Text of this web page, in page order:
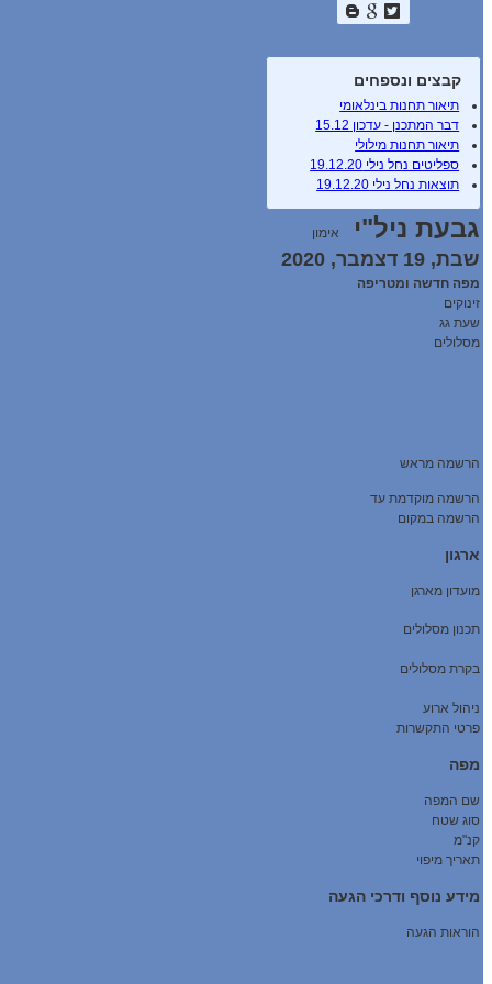
קבצים ונספחים
תיאור תחנות בינלאומי
דבר המתכנן - עדכון 15.12
תיאור תחנות מילולי
ספליטים נחל נילי 19.12.20
תוצאות נחל נילי 19.12.20
גבעת ניל"י אימון
שבת, 19 דצמבר, 2020
מפה חדשה ומטריפה
זינוקים
שעת גג
מסלולים
הרשמה מראש
הרשמה מוקדמת עד
הרשמה במקום
ארגון
מועדון מארגן
תכנון מסלולים
בקרת מסלולים
ניהול ארוע
פרטי התקשרות
מפה
שם המפה
סוג שטח
קנ"מ
תאריך מיפוי
מידע נוסף ודרכי הגעה
הוראות הגעה